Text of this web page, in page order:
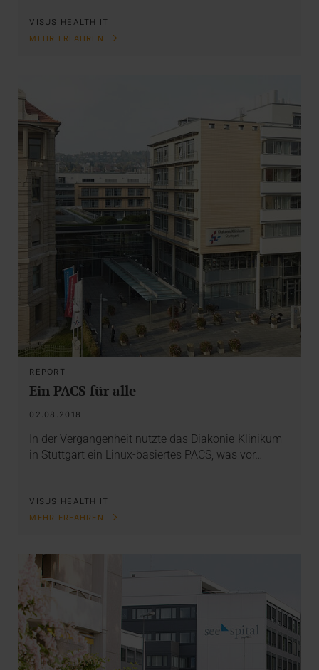
VISUS HEALTH IT
MEHR ERFAHREN
REPORT
Ein PACS für alle
02.08.2018
In der Vergangenheit nutzte das Diakonie-Klinikum
in Stuttgart ein Linux-basiertes PACS, was vor…
VISUS HEALTH IT
MEHR ERFAHREN